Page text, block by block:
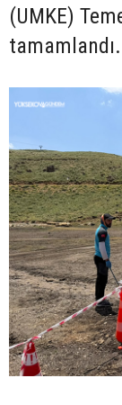
(UMKE)
tamamlandı.